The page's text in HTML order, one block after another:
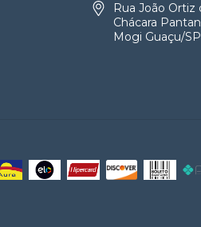
Rua João Ortiz
Chácara
Mogi Guaçu/SP